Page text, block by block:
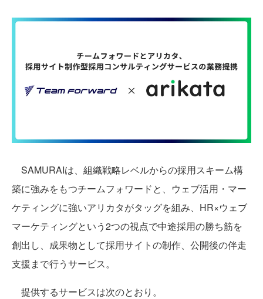
SAMURAIは、組織戦略レベルからの採用スキーム構
築に強みをもつチームフォワードと、ウェブ活用・マー
ケティングに強いアリカタがタッグを組み、HR×ウェブ
マーケティングという2つの視点で中途採用の勝ち筋を
創出し、成果物として採用サイトの制作、公開後の伴走
支援まで行うサービス。
提供するサービスは次のとおり。